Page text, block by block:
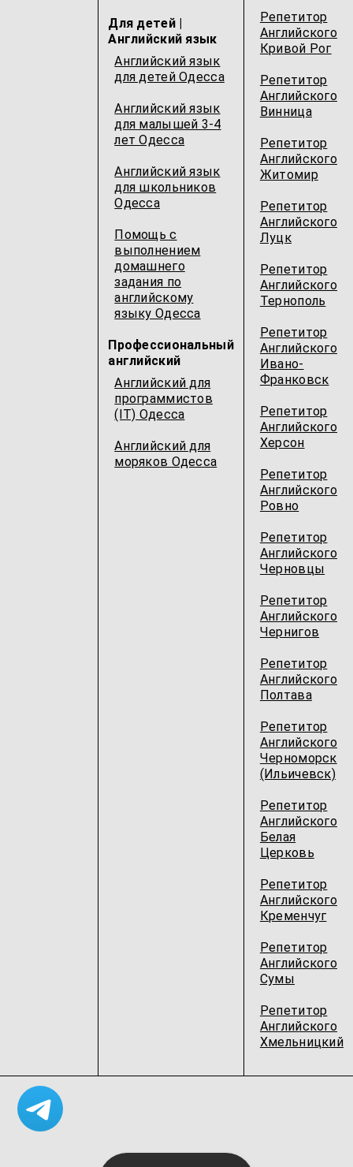
Для детей |
Английский язык
Английский язык
для детей Одесcа
Английский язык
для малышей 3-4
лет Одесcа
Английский язык
для школьников
Одесcа
Помощь с
выполнением
домашнего
задания по
английскому
языку Одесcа
Профессиональный
английский
Английский для
программистов
(IT) Одесcа
Английский для
моряков Одесcа
Репетитор
Английского
Кривой Рог
Репетитор
Английского
Винница
Репетитор
Английского
Житомир
Репетитор
Английского
Луцк
Репетитор
Английского
Тернополь
Репетитор
Английского
Ивано-
Франковск
Репетитор
Английского
Херсон
Репетитор
Английского
Ровно
Репетитор
Английского
Черновцы
Репетитор
Английского
Чернигов
Репетитор
Английского
Полтава
Репетитор
Английского
Черноморск
(Ильичевск)
Репетитор
Английского
Белая
Церковь
Репетитор
Английского
Кременчуг
Репетитор
Английского
Сумы
Репетитор
Английского
Хмельницкий